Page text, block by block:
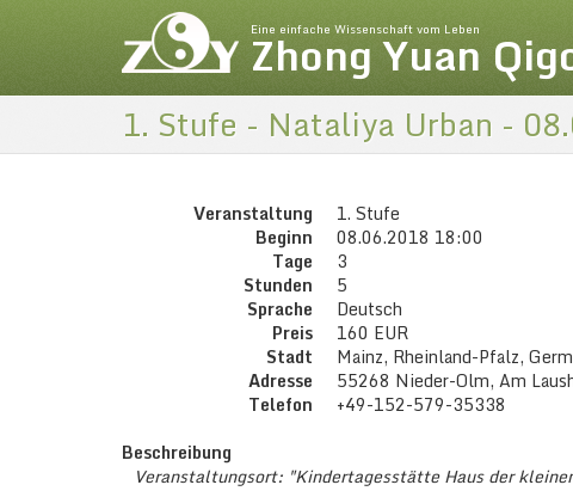
Eine einfache Wissenschaft vom Leben
Zhong Yuan
1. Stufe - Nataliya Urban -
Veranstaltung
1. Stufe
Beginn
08.06.2018 18:00
Tage
3
Stunden
5
Sprache
Deutsch
Preis
160 EUR
Stadt
Mainz, Rheinland-Pfalz,
Adresse
55268 Nieder-Olm, Am
Telefon
+49-152-579-35338
Beschreibung
Veranstaltungsort: "Kindertagesstätte Haus der